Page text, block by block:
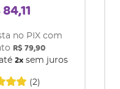
(2)
no PIX com
R$ 79,90
2xsem juros